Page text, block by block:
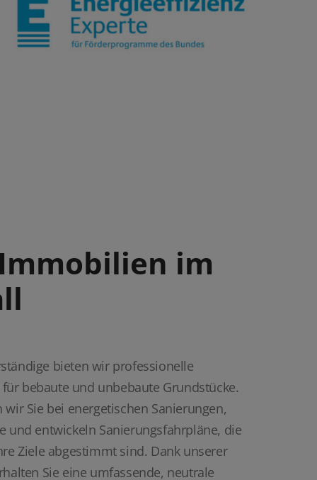
im
bieten wir professionelle
bebaute und unbebaute Grundstücke.
Sie bei energetischen Sanierungen,
und entwickeln Sanierungsfahrpläne, die
Ziele abgestimmt sind. Dank unserer
Sie eine umfassende, neutrale